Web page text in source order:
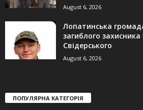
August 6, 2026
Лопатинська
загиблого
Свідерського
August 6, 2026
ПОПУЛЯРНА КАТЕГОРІЯ